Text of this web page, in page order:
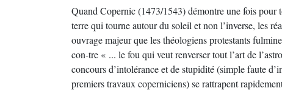
Quand Copernic (1473/1543) démontre une fois pour
terre qui tourne autour du soleil et non l’inverse, les
ouvrage majeur que les théologiens protestants
con-tre « ... le fou qui veut renverser tout l’art de
concours d’intolérance et de stupidité (simple faute
premiers travaux coperniciens) se rattrapent